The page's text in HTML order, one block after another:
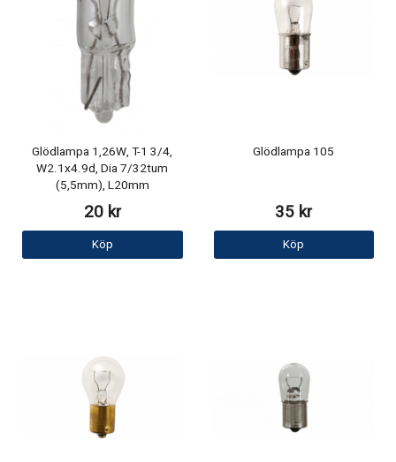
Glödlampa 1,26W, T-1 3/4,
W2.1x4.9d, Dia 7/32tum
(5,5mm), L20mm
20 kr
Köp
Glödlampa 105
35 kr
Köp